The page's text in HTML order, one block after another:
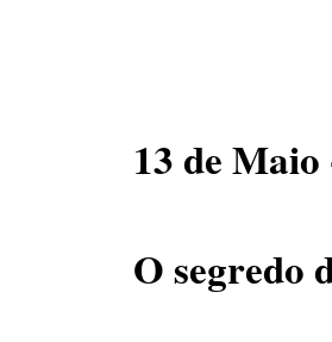
13 de Maio
O segredo